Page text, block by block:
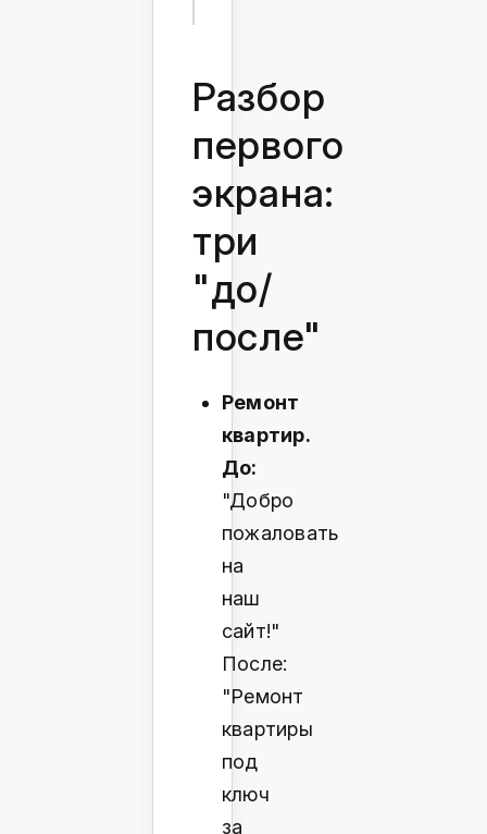
Разбор
первого
экрана:
три
"до/
после"
Ремонт
квартир.
До:
"Добро
пожаловать
на
наш
сайт!"
После:
"Ремонт
квартиры
под
ключ
за